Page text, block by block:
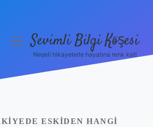
menüyüSevimli Bilgi Köşesi
Neşeli hikayelerle hayatına renk kat!
ESKIDEN HANGI